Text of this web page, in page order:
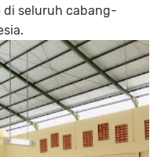
di seluruh cabang-